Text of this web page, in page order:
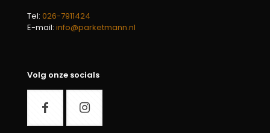
Tel: 026-7911424
E-mail: info@parketmann.nl
Volg onze socials